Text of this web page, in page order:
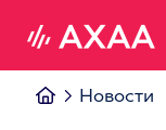
Новости